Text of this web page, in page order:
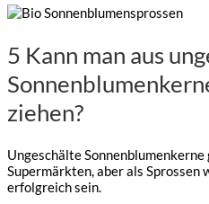
5 Kann man aus
ziehen?
Ungeschälte
Supermärkten, aber als Sprossen
erfolgreich sein.